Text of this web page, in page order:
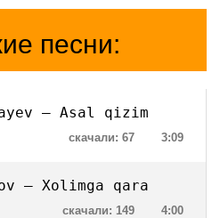
песни:
— Asal qizim
3:09
скачали: 67
— Xolimga qara
4:00
скачали: 149